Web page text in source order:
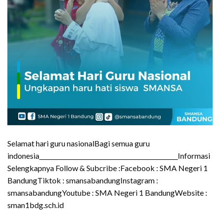
Selamat hari guru nasionalBagi semua guru
indonesia_______________________________________________Informasi
Selengkapnya Follow & Subcribe :Facebook : SMA Negeri 1
BandungTiktok : smansabandungInstagram :
smansabandungYoutube : SMA Negeri 1 BandungWebsite :
sman1bdg.sch.id